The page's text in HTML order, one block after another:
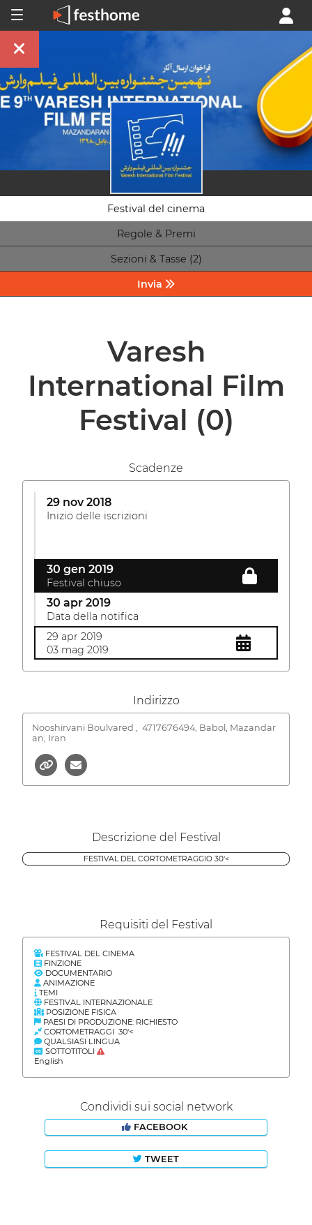
Festival del cinema
Regole & Premi
Sezioni & Tasse (2)
Invia
Varesh
International Film
Festival (0)
Scadenze
29 nov 2018
Inizio delle iscrizioni
30 gen 2019
Festival chiuso
30 apr 2019
Data della notifica
29 apr 2019
03 mag 2019
Indirizzo
Nooshirvani Boulvared ,
4717676494, Babol, Mazandar
an, Iran
Descrizione del Festival
FESTIVAL DEL CORTOMETRAGGIO 30'<
Requisiti del Festival
FESTIVAL DEL CINEMA
FINZIONE
DOCUMENTARIO
ANIMAZIONE
TEMI
FESTIVAL INTERNAZIONALE
POSIZIONE FISICA
PAESI DI PRODUZIONE: RICHIESTO
CORTOMETRAGGI 30'<
QUALSIASI LINGUA
SOTTOTITOLI
English
Condividi sui social network
FACEBOOK
TWEET